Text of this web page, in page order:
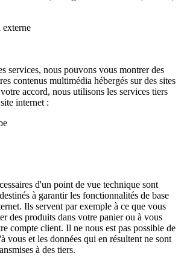
externe
services, nous pouvons vous montrer des
contenus multimédia hébergés sur des sites
accord, nous utilisons les services tiers
internet :
d'un point de vue technique sont
à garantir les fonctionnalités de base
Ils servent par exemple à ce que vous
des produits dans votre panier ou à vous
compte client. Il ne nous est pas possible de
vous et les données qui en résultent ne sont
à des tiers.